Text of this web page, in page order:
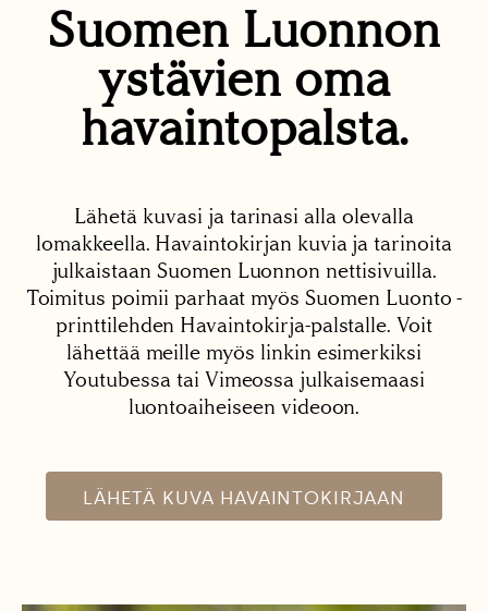
Suomen Luonnon
ystävien oma
havaintopalsta.
Lähetä kuvasi ja tarinasi alla olevalla
lomakkeella. Havaintokirjan kuvia ja tarinoita
julkaistaan Suomen Luonnon nettisivuilla.
Toimitus poimii parhaat myös Suomen Luonto -
printtilehden Havaintokirja-palstalle. Voit
lähettää meille myös linkin esimerkiksi
Youtubessa tai Vimeossa julkaisemaasi
luontoaiheiseen videoon.
LÄHETÄ KUVA HAVAINTOKIRJAAN